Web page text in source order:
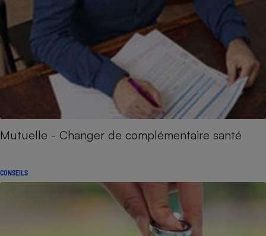
Mutuelle - Changer de complémentaire santé
CONSEILS